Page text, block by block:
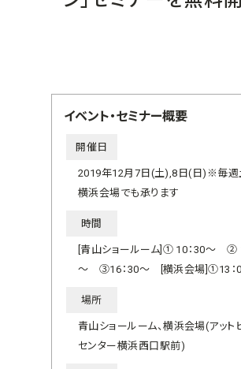
イベント・セミナー概要
開催日
2019年12月7日(土),8日(日)※毎週
横浜会場でも承ります
時間
[青山ショールーム]① 10：30～ ②
～ ③16：30～ [横浜会場]①13：
場所
青山ショールーム、横浜会場(アット
センター横浜西口駅前)